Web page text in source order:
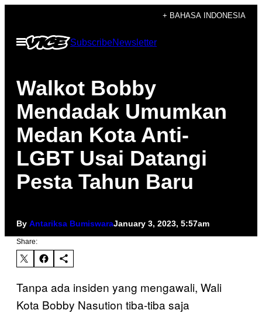
content
+ BAHASA INDONESIA
Open
Menu
SubscribeNewsletter
Walkot Bobby
Mendadak Umumkan
Medan Kota Anti-
LGBT Usai Datangi
Pesta Tahun Baru
By Antariksa BumiswaraJanuary 3, 2023, 5:57am
Share:
Tanpa ada insiden yang mengawali, Wali
Kota Bobby Nasution tiba-tiba saja